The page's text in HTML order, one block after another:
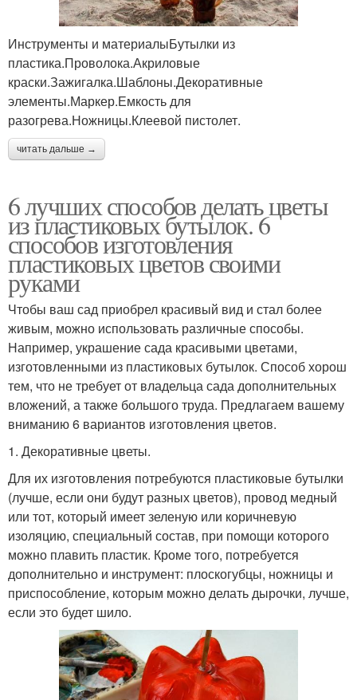
Инструменты и материалыБутылки из
пластика.Проволока.Акриловые
краски.Зажигалка.Шаблоны.Декоративные
элементы.Маркер.Емкость для
разогрева.Ножницы.Клеевой пистолет.
читать дальше →
6 лучших способов делать цветы
из пластиковых бутылок. 6
способов изготовления
пластиковых цветов своими
руками
Чтобы ваш сад приобрел красивый вид и стал более
живым, можно использовать различные способы.
Например, украшение сада красивыми цветами,
изготовленными из пластиковых бутылок. Способ хорош
тем, что не требует от владельца сада дополнительных
вложений, а также большого труда. Предлагаем вашему
вниманию 6 вариантов изготовления цветов.
1. Декоративные цветы.
Для их изготовления потребуются пластиковые бутылки
(лучше, если они будут разных цветов), провод медный
или тот, который имеет зеленую или коричневую
изоляцию, специальный состав, при помощи которого
можно плавить пластик. Кроме того, потребуется
дополнительно и инструмент: плоскогубцы, ножницы и
приспособление, которым можно делать дырочки, лучше,
если это будет шило.